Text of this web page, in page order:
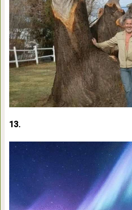
13.